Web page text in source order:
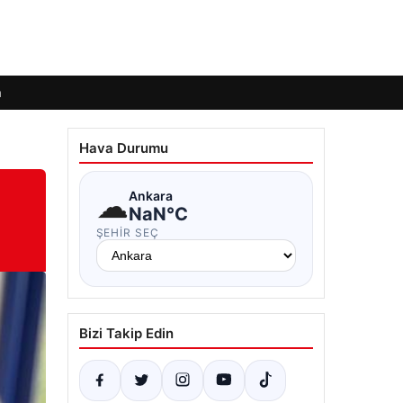
Hava Durumu
☁Ankara
NaN°C
ŞEHIR SEÇ
Bizi Takip Edin